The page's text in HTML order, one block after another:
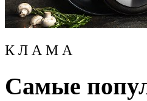
К Л А М А
Самые